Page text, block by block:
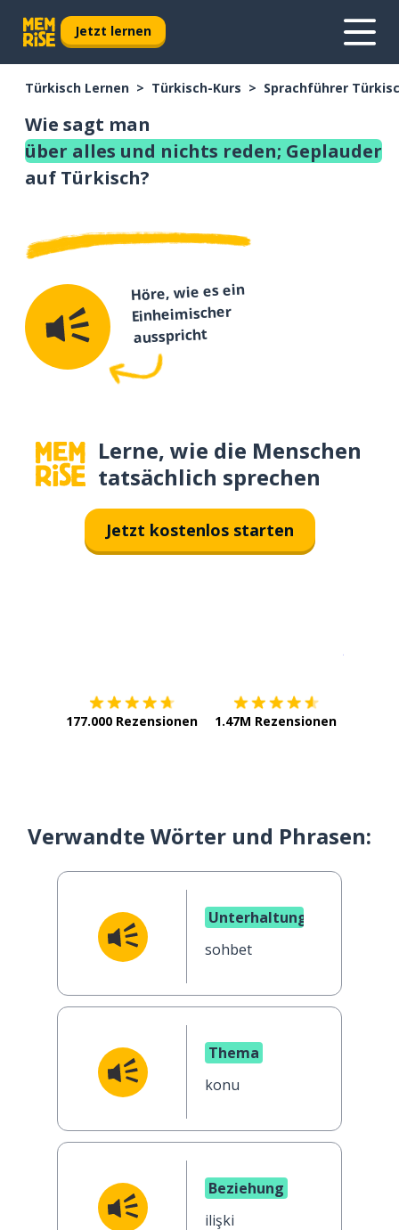
Jetzt lernen
Türkisch Lernen Türkisch-Kurs Sprachführer
Wie sagt man
über alles und nichts reden; Geplauder
auf Türkisch?
Höre, wie es ein
Einheimischer
ausspricht
Lerne, wie die Menschen
tatsächlich sprechen
Jetzt kostenlos starten
177.000 Rezensionen 1.47M Rezensionen
Verwandte Wörter und Phrasen:
Unterhaltung
sohbet
Thema
konu
Beziehung
ilişki